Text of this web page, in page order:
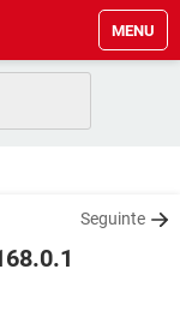
MENU
Seguinte